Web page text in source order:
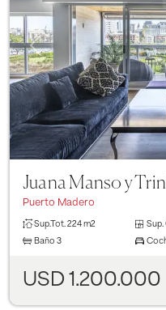
Previous
Juana Manso y
Puerto Madero
Sup.Tot.224 m2 Sup.
Baño 3
USD 1.200.000